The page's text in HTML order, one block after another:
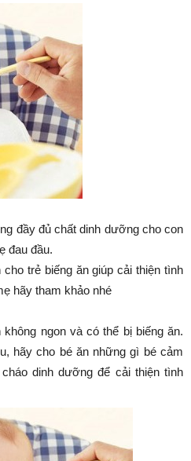
đầy đủ chất dinh dưỡng cho con
đau đầu.
trẻ biếng ăn giúp cải thiện tình
hãy tham khảo nhé
ngon và có thể bị biếng ăn.
hãy cho bé ăn những gì bé cảm
dinh dưỡng để cải thiện tình